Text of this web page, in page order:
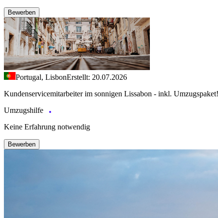
Bewerben
Portugal, LisbonErstellt: 20.07.2026
Kundenservicemitarbeiter im sonnigen Lissabon - inkl. Umzugspaket!
Umzugshilfe
Keine Erfahrung notwendig
Bewerben